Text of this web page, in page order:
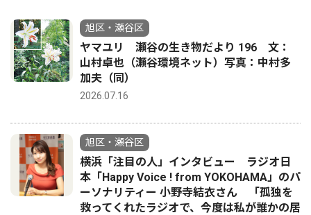
旭区・瀬谷区
ヤマユリ 瀬谷の生き物だより 196 文：
山村卓也（瀬谷環境ネット）写真：中村多
加夫（同）
2026.07.16
旭区・瀬谷区
横浜「注目の人」インタビュー ラジオ日
本「Happy Voice ! from YOKOHAMA」のパ
ーソナリティー 小野寺結衣さん 「孤独を
救ってくれたラジオで、今度は私が誰かの居